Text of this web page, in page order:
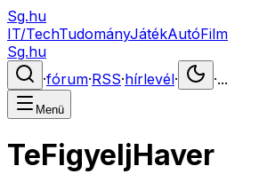
Sg.hu
IT/TechTudományJátékAutóFilm
Sg.hu
·fórum·RSS·hírlevél· ·...
Menü
TeFigyeljHaver